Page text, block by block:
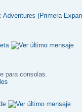
Adventures (Primera
para consolas.